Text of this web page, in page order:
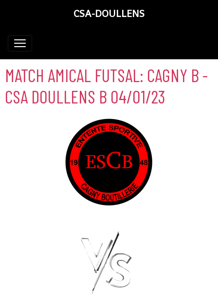
CSA-DOULLENS
MATCH AMICAL FUTSAL: CAGNY B -
CSA DOULLENS B 04/01/23